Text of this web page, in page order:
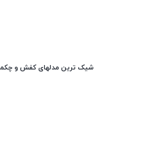
شیک ترین مدلهای کفش و چکمه